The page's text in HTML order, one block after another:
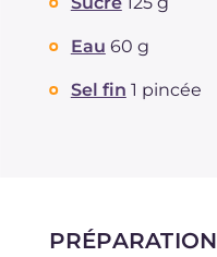
Eau 60 g
Sel fin 1 pincée
PRÉPARATION